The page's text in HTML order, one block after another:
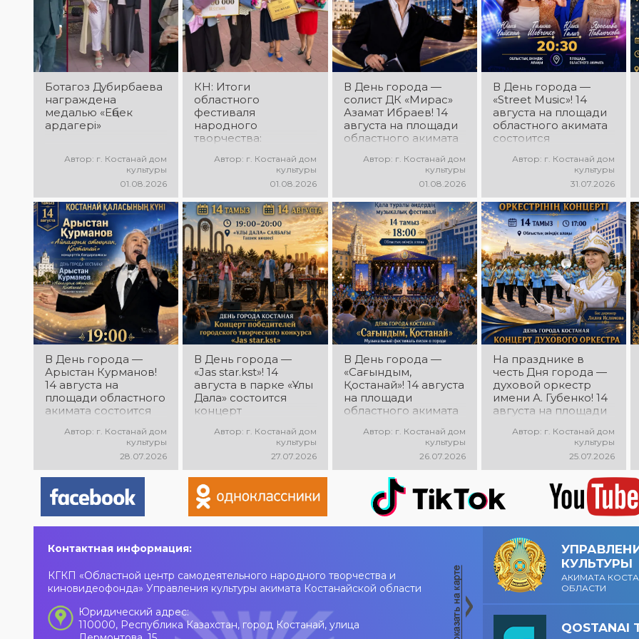
незабываемые
эмоции и особая
праздничная
атмосфера!
прекрасные песни,
зажигательные
танцы и
праздничное
настроение!
постановки, яркие
образы,
зажигательные
ритмы и
праздничное
настроение!
Ботагоз Дубирбаева
награждена
медалью «Еңбек
ардагері»
Автор: г. Костанай дом
культуры
01.08.2026
КН: Итоги
областного
фестиваля
народного
творчества:
Автор: г. Костанай дом
культуры
01.08.2026
В День города —
солист ДК «Мирас»
Азамат Ибраев! 14
августа на площади
областного акимата
концертная
программа Азамата
Ибраева! Вас ждут
любимые песни,
яркое выступление,
мощная энергия и
праздничное
настроение!
Автор: г. Костанай дом
культуры
01.08.2026
В День города —
«Street Music»! 14
августа на площади
областного акимата
состоится
программа
коллективов города
«Street Music»! Вас
ждут современная
музыка, яркие
выступления,
мощная энергия и
праздничное
настроение!
Автор: г. Костанай дом
культуры
31.07.2026
В День города —
Арыстан Курманов!
14 августа на
площади областного
акимата состоится
программа
«Айналдым атыңнан,
Қостанай»! Вас ждут
любимые песни,
яркое выступление
и праздничное
Автор: г. Костанай дом
культуры
28.07.2026
В День города —
«Jas star.kst»! 14
августа в парке «Ұлы
Дала» состоится
концерт
городского
конкурса «Jas
star.kst»! Вас ждут
яркие выступления
молодых талантов,
современные песни,
мощная энергия и
Автор: г. Костанай дом
культуры
27.07.2026
В День города —
«Сағындым,
Қостанай»! 14 августа
на площади
областного акимата
музыкальный
фестиваль песен о
городе «Сағындым,
Қостанай»! Вас ждут
прекрасные песни о
родном городе,
яркие выступления и
праздничная
Автор: г. Костанай дом
культуры
26.07.2026
На празднике в
честь Дня города —
духовой оркестр
имени А. Губенко! 14
августа на площади
состоится
концерт оркестра.
Главный дирижёр —
Лилия Ислямова. Вас
ждут живая музыка,
яркие выступления и
праздничное
настроение!
Автор: г. Костанай дом
культуры
25.07.2026
Контактная информация:
КГКП «Областной центр самодеятельного народного творчества и
киновидеофонда» Управления культуры акимата Костанайской области
Юридический адрес:
110000, Республика Казахстан, город Костанай, улица
КУЛЬТУРЫ
АКИМАТА
ОБЛАСТИ
QOSTANAI